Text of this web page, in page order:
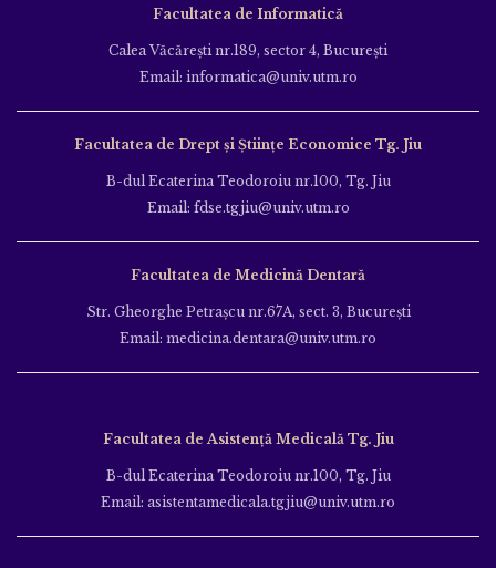
Facultatea de Informatică
Calea Văcăreşti nr.189, sector 4, Bucureşti
Email: informatica@univ.utm.ro
Facultatea de Drept și Științe Economice Tg. Jiu
B-dul Ecaterina Teodoroiu nr.100, Tg. Jiu
Email: fdse.tgjiu@univ.utm.ro
Facultatea de Medicină Dentară
Str. Gheorghe Petraşcu nr.67A, sect. 3, Bucureşti
Email: medicina.dentara@univ.utm.ro
Facultatea de Asistență Medicală Tg. Jiu
B-dul Ecaterina Teodoroiu nr.100, Tg. Jiu
Email: asistentamedicala.tgjiu@univ.utm.ro